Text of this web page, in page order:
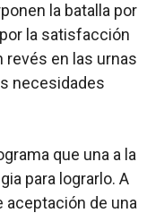
la batalla por
la satisfacción
revés en las urnas
necesidades
que una a la
para lograrlo. A
aceptación de una